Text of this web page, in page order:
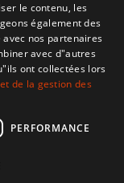
BASQUE
FRENCH
le contenu, les
également des
nos partenaires
avec d"autres
ont collectées lors
de la gestion des
PERFORMANCE